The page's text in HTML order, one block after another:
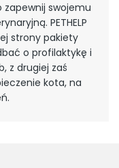
zapewnij swojemu
PETHELP
strony pakiety
o profilaktykę i
z drugiej zaś
kota, na